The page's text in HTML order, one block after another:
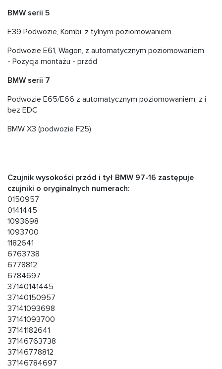
BMW serii 5
E39 Podwozie, Kombi, z tylnym poziomowaniem
Podwozie E61, Wagon, z automatycznym poziomowaniem
- Pozycja montażu - przód
BMW serii 7
Podwozie E65/E66 z automatycznym poziomowaniem, z i
bez EDC
BMW X3 (podwozie F25)
Czujnik wysokości przód i tył BMW 97-16 zastępuje
czujniki o oryginalnych numerach:
0150957
0141445
1093698
1093700
1182641
6763738
6778812
6784697
37140141445
37140150957
37141093698
37141093700
37141182641
37146763738
37146778812
37146784697